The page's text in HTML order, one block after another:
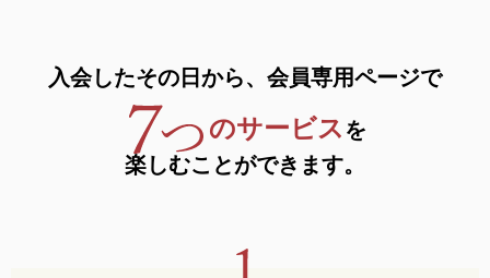
入会したその日から、 会員専用ページで
のサービス を
楽しむことができます。